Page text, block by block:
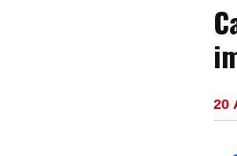
20